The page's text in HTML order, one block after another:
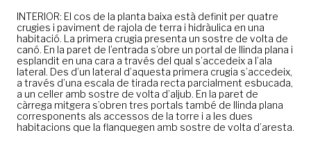
INTERIOR: El cos de la planta baixa està definit per quatre
crugies i paviment de rajola de terra i hidràulica en una
habitació. La primera crugia presenta un sostre de volta de
canó. En la paret de l’entrada s’obre un portal de llinda plana i
esplandit en una cara a través del qual s’accedeix a l’ala
lateral. Des d’un lateral d’aquesta primera crugia s’accedeix,
a través d’una escala de tirada recta parcialment esbucada,
a un celler amb sostre de volta d’aljub. En la paret de
càrrega mitgera s’obren tres portals també de llinda plana
corresponents als accessos de la torre i a les dues
habitacions que la flanquegen amb sostre de volta d’aresta.